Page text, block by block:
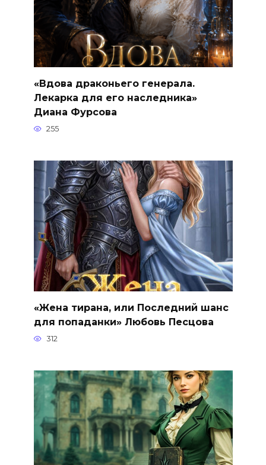
«Вдова драконьего генерала.
Лекарка для его наследника»
Диана Фурсова
255
«Жена тирана, или Последний шанс
для попаданки» Любовь Песцова
312